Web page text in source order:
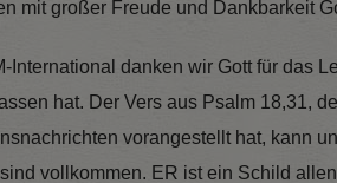
mit großer Freude und Dankbarkeit
International danken wir Gott für das
hat. Der Vers aus Psalm 18,31,
vorangestellt hat, kann
vollkommen. ER ist ein Schild